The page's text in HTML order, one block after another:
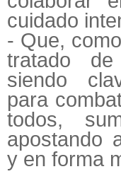
cuidado
- Que,
tratado
siendo
para
todos,
apostando
y en forma